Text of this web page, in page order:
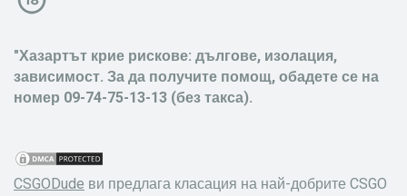
"Хазартът крие рискове: дългове, изолация,
зависимост. За да получите помощ, обадете се на
номер 09-74-75-13-13 (без такса).
CSGODude ви предлага класация на най-добрите CSGO